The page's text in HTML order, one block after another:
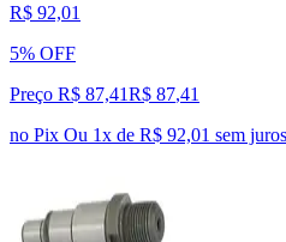
R$ 92,01
5% OFF
Preço R$ 87,41R$ 87,41
no Pix Ou 1x de R$ 92,01 sem juros